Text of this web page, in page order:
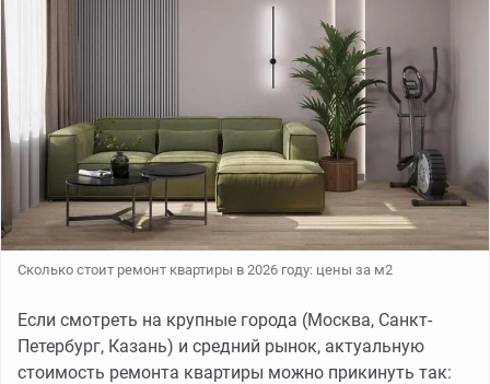
Сколько стоит ремонт квартиры в 2026 году: цены за м2
Если смотреть на крупные города (Москва, Санкт-
Петербург, Казань) и средний рынок, актуальную
стоимость ремонта квартиры можно прикинуть так: